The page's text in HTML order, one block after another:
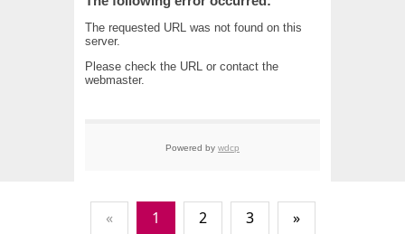
« 1 2 3 »